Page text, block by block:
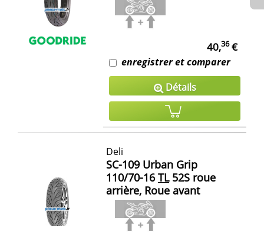
40,36€
enregistrer et comparer
Détails
Deli
SC-109 Urban Grip
110/70-16 TL52S roue
arrière, Roue avant